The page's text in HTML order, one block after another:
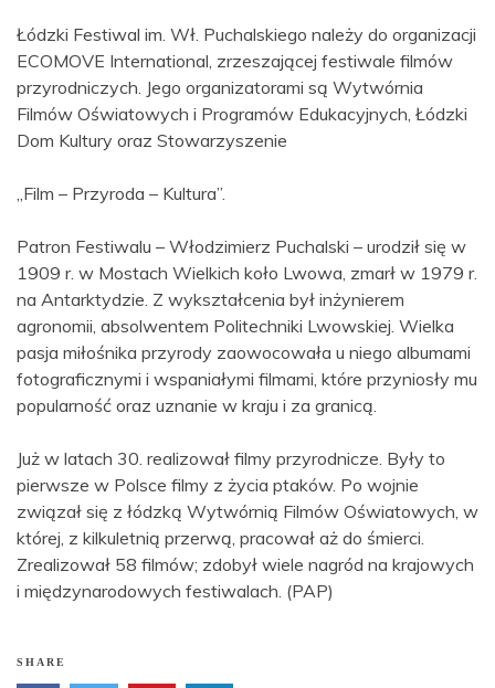
Łódzki Festiwal im. Wł. Puchalskiego należy do organizacji
ECOMOVE International, zrzeszającej festiwale filmów
przyrodniczych. Jego organizatorami są Wytwórnia
Filmów Oświatowych i Programów Edukacyjnych, Łódzki
Dom Kultury oraz Stowarzyszenie
„Film – Przyroda – Kultura”.
Patron Festiwalu – Włodzimierz Puchalski – urodził się w
1909 r. w Mostach Wielkich koło Lwowa, zmarł w 1979 r.
na Antarktydzie. Z wykształcenia był inżynierem
agronomii, absolwentem Politechniki Lwowskiej. Wielka
pasja miłośnika przyrody zaowocowała u niego albumami
fotograficznymi i wspaniałymi filmami, które przyniosły mu
popularność oraz uznanie w kraju i za granicą.
Już w latach 30. realizował filmy przyrodnicze. Były to
pierwsze w Polsce filmy z życia ptaków. Po wojnie
związał się z łódzką Wytwórnią Filmów Oświatowych, w
której, z kilkuletnią przerwą, pracował aż do śmierci.
Zrealizował 58 filmów; zdobył wiele nagród na krajowych
i międzynarodowych festiwalach. (PAP)
SHARE